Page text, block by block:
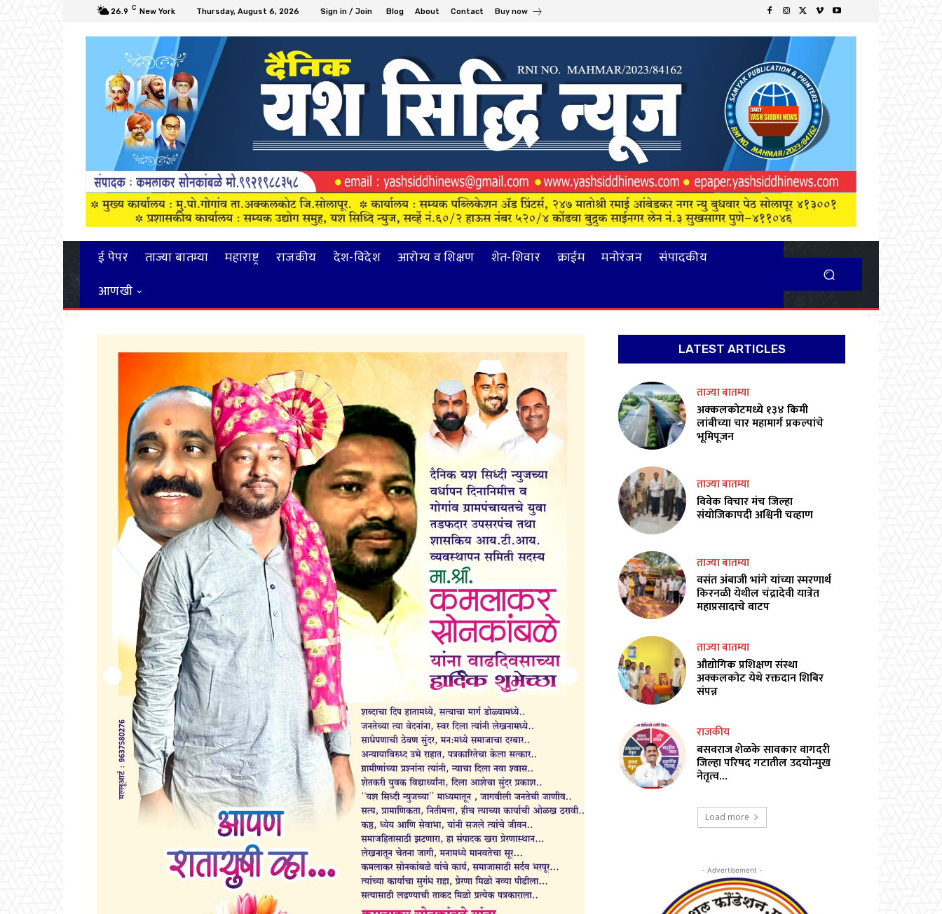
26.9 C New York Thursday, August 6, 2026 Sign in / Join Blog About Contact Buy now
ई पेपर ताज्या बातम्या महाराष्ट्र राजकीय देश-विदेश आरोग्य व शिक्षण शेत-शिवार क्राईम मनोरंजन
संपादकीय
आणखी
LATEST ARTICLES
ताज्या बातम्या
अक्कलकोटमध्ये १३४ किमी
लांबीच्या चार महामार्ग प्रकल्पांचे
भूमिपूजन
ताज्या बातम्या
विवेक विचार मंच जिल्हा
संयोजिकापदी अश्विनी चव्हाण
ताज्या बातम्या
वसंत अंबाजी भांगे यांच्या स्मरणार्थ
किरनळी येथील चंद्रादेवी यात्रेत
महाप्रसादाचे वाटप
ताज्या बातम्या
औद्योगिक प्रशिक्षण संस्था
अक्कलकोट येथे रक्तदान शिबिर
संपन्न
राजकीय
बसवराज शेळके सावकार वागदरी
जिल्हा परिषद गटातील उदयोन्मुख
नेतृत्व…
Load more
- Advertisement -